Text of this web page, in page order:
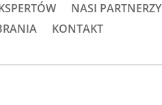
NASI PARTNERZY
KONTAKT